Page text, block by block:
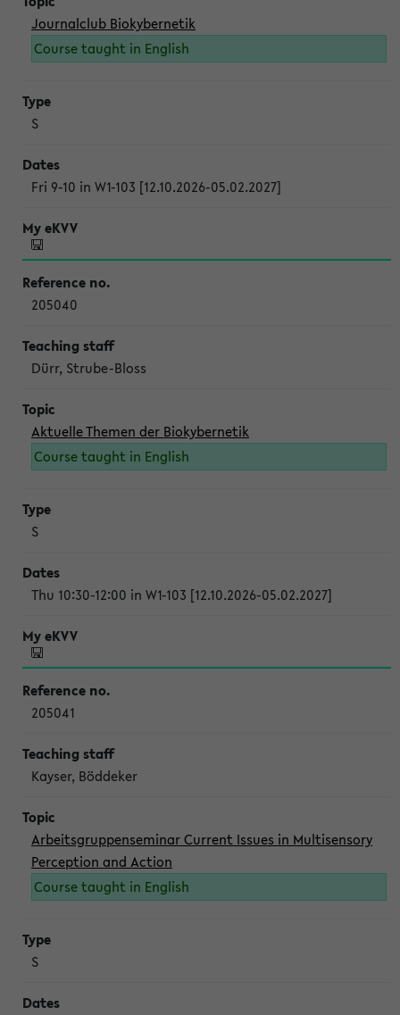
Journalclub Biokybernetik
Course taught in English
S
Fri 9-10 in W1-103 [12.10.2026-05.02.2027]
205040
Dürr, Strube-Bloss
Aktuelle Themen der Biokybernetik
Course taught in English
S
Thu 10:30-12:00 in W1-103 [12.10.2026-05.02.2027]
205041
Kayser, Böddeker
Arbeitsgruppenseminar Current Issues in Multisensory
Perception and Action
Course taught in English
S